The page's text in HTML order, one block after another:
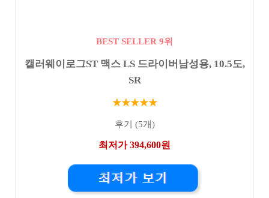
BEST SELLER 9위
캘러웨이로그ST 맥스 LS 드라이버남성용, 10.5도,
SR
★★★★★
후기 (5개)
최저가 394,600원